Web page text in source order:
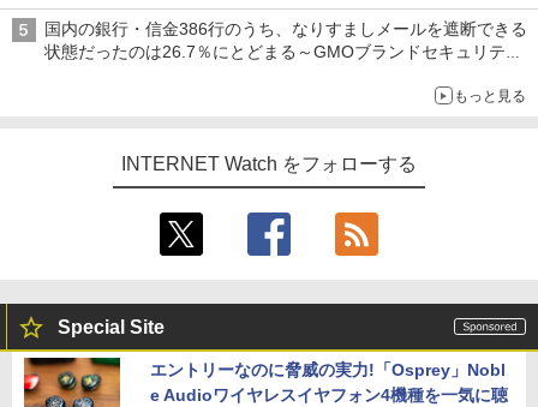
国内の銀行・信金386行のうち、なりすましメールを遮断できる
状態だったのは26.7％にとどまる～GMOブランドセキュリティ
もっと見る
INTERNET Watch をフォローする
Special Site
エントリーなのに脅威の実力!「Osprey」Nobl
e Audioワイヤレスイヤフォン4機種を一気に聴